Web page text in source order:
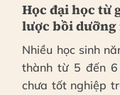
Học đại học từ
lược bồi dưỡng
Nhiều học sinh
thành từ 5 đến
chưa tốt nghiệp